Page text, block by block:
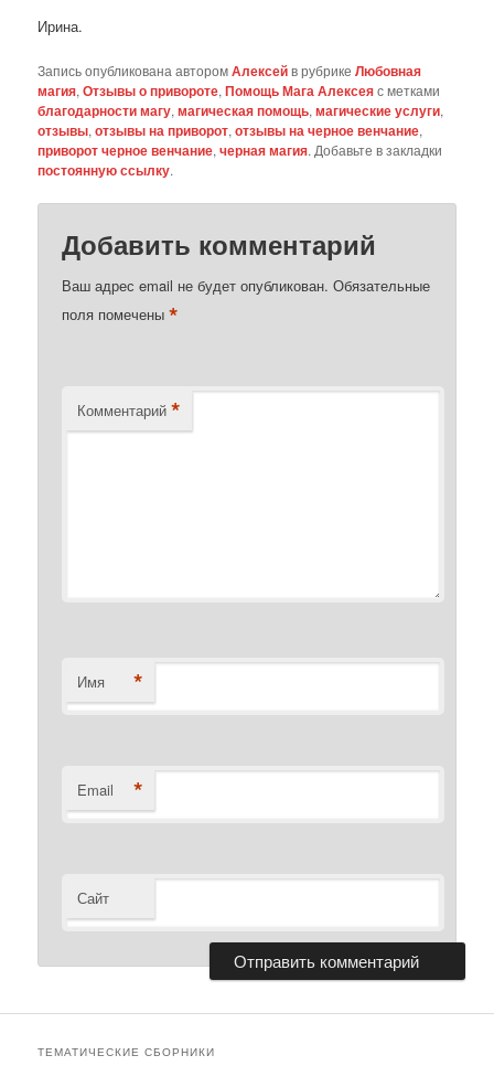
Ирина.
Запись опубликована авторомАлексейв рубрикеЛюбовная
магия,Отзывы о привороте,Помощь Мага Алексеяс метками
благодарности магу,магическая помощь,магические услуги,
отзывы,отзывы на приворот,отзывы на черное венчание,
приворот черное венчание,черная магия. Добавьте в закладки
постоянную ссылку.
Добавить комментарий
Ваш адрес email не будет опубликован. Обязательные
поля помечены*
Комментарий *
Имя *
Email *
Сайт
ТЕМАТИЧЕСКИЕ СБОРНИКИ